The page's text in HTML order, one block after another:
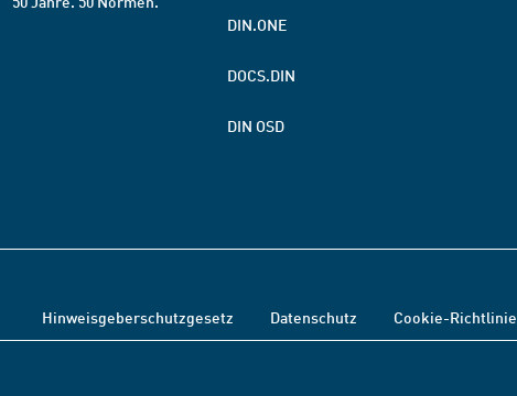
DIN.ONE
DOCS.DIN
DIN OSD
Hinweisgeberschutzgesetz Datenschutz Cookie-Richtlinie